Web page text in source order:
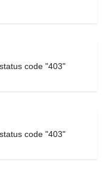
code "403"
code "403"